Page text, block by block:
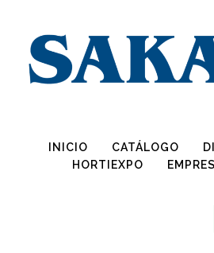
INICIO CATÁLOGO
HORTIEXPO